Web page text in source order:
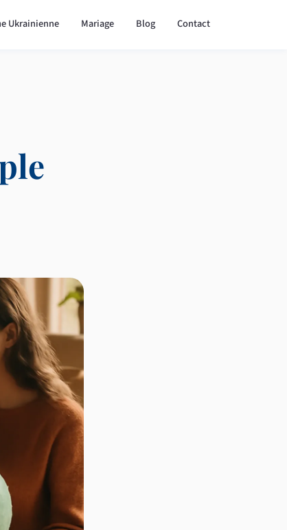
Ukrainienne Mariage Blog Contact